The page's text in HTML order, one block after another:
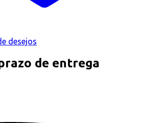
desejos
de entrega